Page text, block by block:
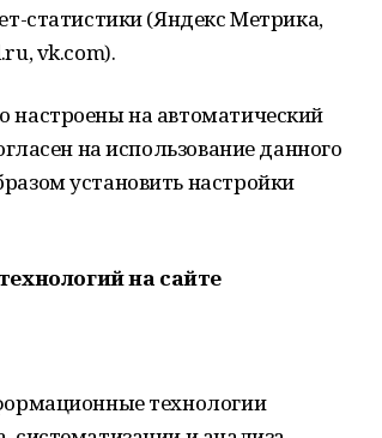
статистики (Яндекс Метрика,
vk.com).
настроены на автоматический
на использование данного
установить настройки
на сайте
технологии